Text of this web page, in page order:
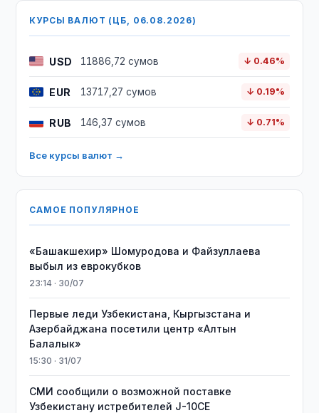
КУРСЫ ВАЛЮТ (ЦБ, 06.08.2026)
USD 11886,72 сумов ↓ 0.46%
EUR 13717,27 сумов ↓ 0.19%
RUB 146,37 сумов ↓ 0.71%
Все курсы валют →
САМОЕ ПОПУЛЯРНОЕ
«Башакшехир» Шомуродова и Файзуллаева
выбыл из еврокубков
23:14 · 30/07
Первые леди Узбекистана, Кыргызстана и
Азербайджана посетили центр «Алтын
Балалык»
15:30 · 31/07
СМИ сообщили о возможной поставке
Узбекистану истребителей J-10CE